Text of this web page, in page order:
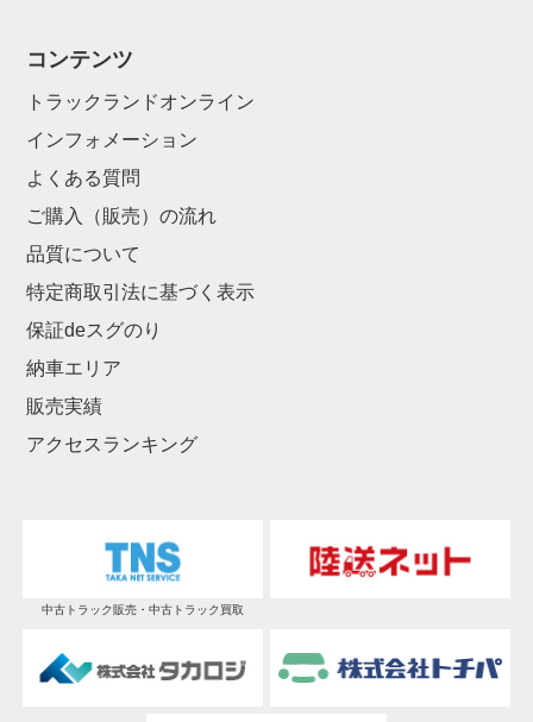
コンテンツ
トラックランドオンライン
インフォメーション
よくある質問
ご購入（販売）の流れ
品質について
特定商取引法に基づく表示
保証deスグのり
納車エリア
販売実績
アクセスランキング
中古トラック販売・中古トラック買取